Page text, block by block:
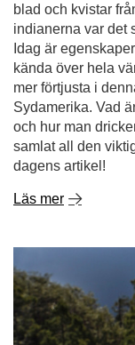
blad och kvistar
indianerna var det
Idag är
kända över hela
mer förtjusta i
Sydamerika. Vad
och hur man
samlat all den
dagens artikel!
Läs mer